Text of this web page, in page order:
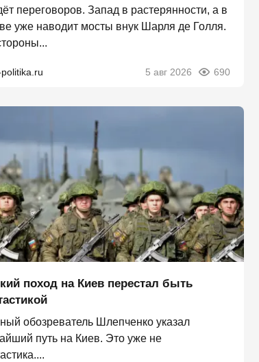
переговоров. Запад в растерянности, а в
уже наводит мосты внук Шарля де Голля.
politika.ru 5 авг 2026 690
поход на Киев перестал быть
обозреватель Шлепченко указал
путь на Киев. Это уже не